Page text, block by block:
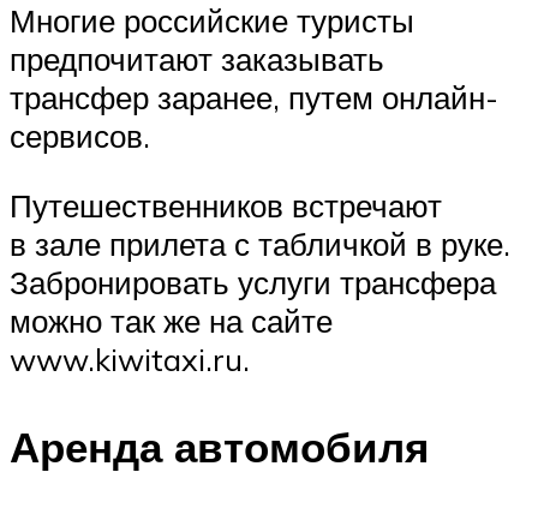
Многие российские туристы
предпочитают заказывать
трансфер заранее, путем онлайн-
сервисов.
Путешественников встречают
в зале прилета с табличкой в руке.
Забронировать услуги трансфера
можно так же на сайте
www.kiwitaxi.ru.
Аренда автомобиля